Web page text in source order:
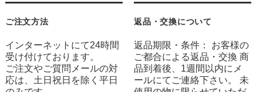
ご注文方法
インターネットにて24時間
受け付けております。
ご注文やご質問メールの対
応は、土日祝日を除く平日
返品・交換について
返品期限・条件： お客様の
ご都合による返品・交換 商
品到着後、1週間以内にメ
ールにてご連絡下さい。 未